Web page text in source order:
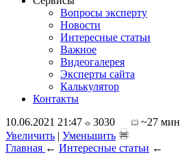
Вопросы эксперту
Новости
Интересные статьи
Важное
Видеогалерея
Эксперты сайта
Калькулятор
Контакты
10.06.2021 21:47
3030
~27 мин
Увеличить | Уменьшить
Главная ← Интересные статьи ←